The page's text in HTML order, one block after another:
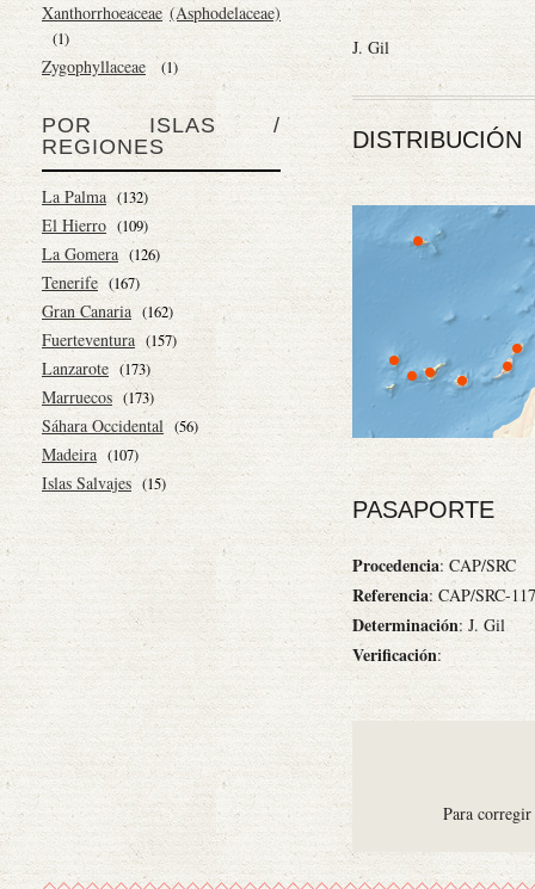
Xanthorrhoeaceae (Asphodelaceae)
(1)
Zygophyllaceae (1)
POR ISLAS /
REGIONES
La Palma (132)
El Hierro (109)
La Gomera (126)
Tenerife (167)
Gran Canaria (162)
Fuerteventura (157)
Lanzarote (173)
Marruecos (173)
Sáhara Occidental (56)
Madeira (107)
Islas Salvajes (15)
J. Gil
DISTRIBUCIÓN
PASAPORTE
Procedencia: CAP/SRC
Referencia: CAP/SRC-117
Determinación: J. Gil
Verificación:
Para